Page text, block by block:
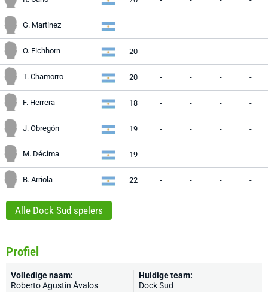
G. Martínez - - - - -
O. Eichhorn 20 - - - -
T. Chamorro 20 - - - -
F. Herrera 18 - - - -
J. Obregón 19 - - - -
M. Décima 19 - - - -
B. Arriola 22 - - - -
Alle Dock Sud spelers
Profiel
Volledige naam:
Roberto Agustín Ávalos
Huidige team:
Dock Sud